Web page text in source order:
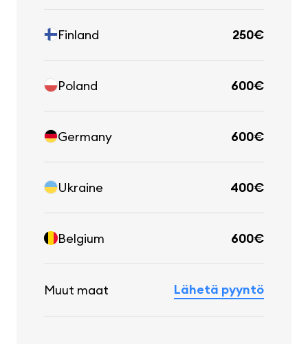
Finland 250€
Poland 600€
Germany 600€
Ukraine 400€
Belgium 600€
Muut maat Lähetä pyyntö